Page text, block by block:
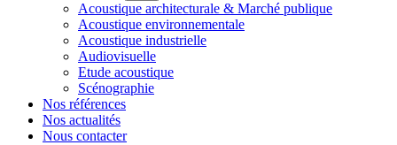
Acoustique architecturale & Marché publique
Acoustique environnementale
Acoustique industrielle
Audiovisuelle
Etude acoustique
Scénographie
Nos références
Nos actualités
Nous contacter